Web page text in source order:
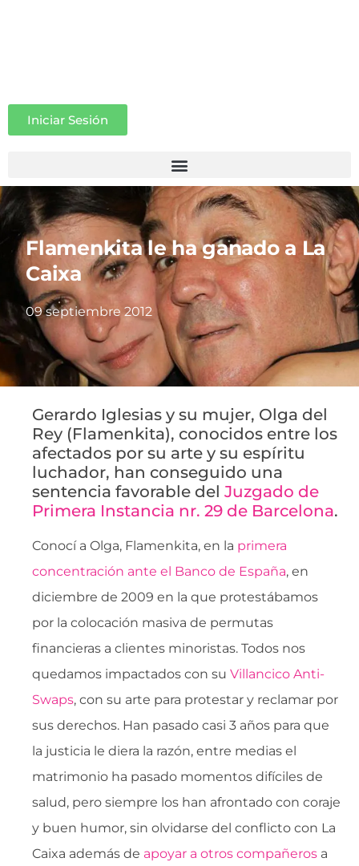
Iniciar Sesión
Flamenkita le ha ganado a La
Caixa
09 septiembre 2012
Gerardo Iglesias y su mujer, Olga del
Rey (Flamenkita), conocidos entre los
afectados por su arte y su espíritu
luchador, han conseguido una
sentencia favorable del Juzgado de
Primera Instancia nr. 29 de Barcelona.
Conocí a Olga, Flamenkita, en la primera
concentración ante el Banco de España, en
diciembre de 2009 en la que protestábamos
por la colocación masiva de permutas
financieras a clientes minoristas. Todos nos
quedamos impactados con su Villancico Anti-
Swaps, con su arte para protestar y reclamar por
sus derechos. Han pasado casi 3 años para que
la justicia le diera la razón, entre medias el
matrimonio ha pasado momentos difíciles de
salud, pero siempre los han afrontado con coraje
y buen humor, sin olvidarse del conflicto con La
Caixa además de apoyar a otros compañeros a